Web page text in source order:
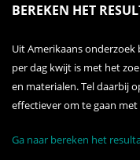
BEREKEN HET
Uit Amerikaans
per dag kwijt is met het
en materialen. Tel daarbij
effectiever om te gaan met
Ga naar bereken het